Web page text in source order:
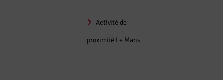
Activité de
proximité Le Mans